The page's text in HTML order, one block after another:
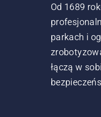
Od 1689
parkach i
łączą w